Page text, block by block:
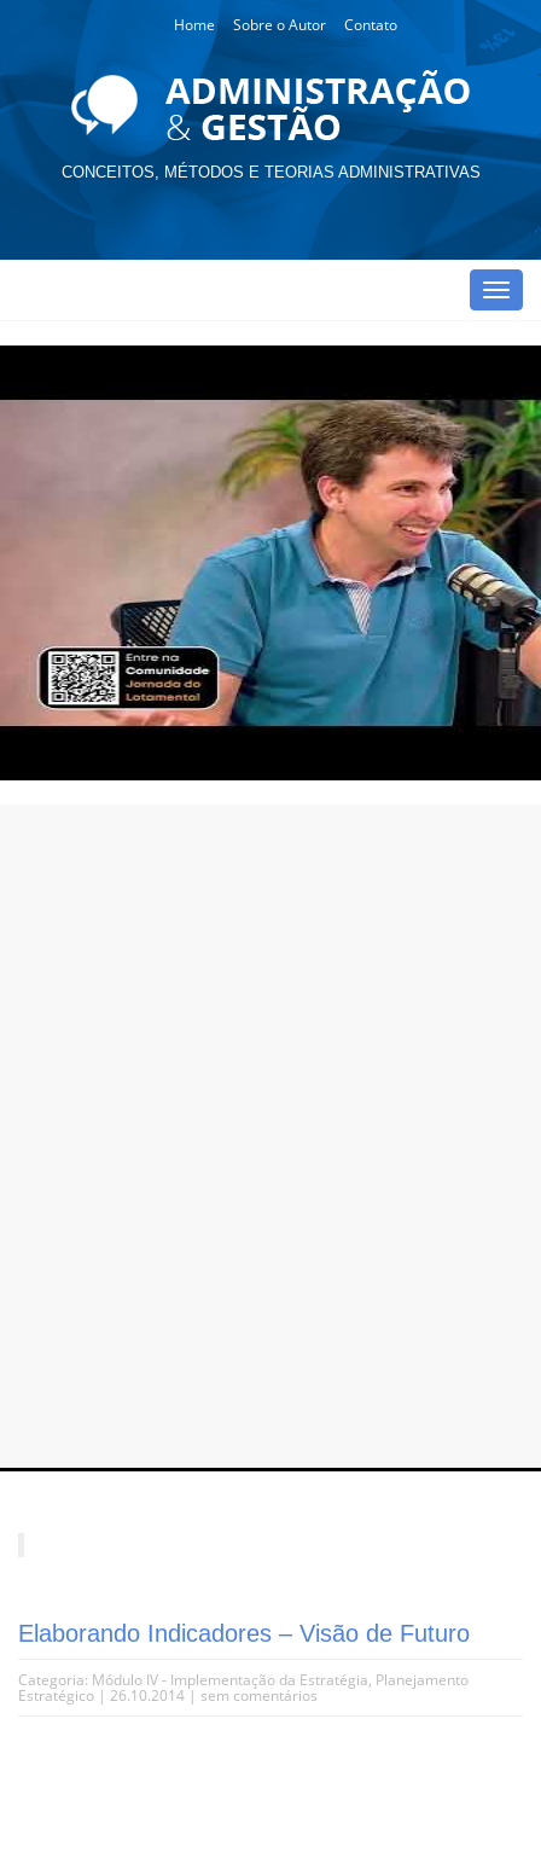
Home Sobre o Autor Contato
CONCEITOS, MÉTODOS E TEORIAS ADMINISTRATIVAS
Elaborando Indicadores – Visão de Futuro
Categoria: Módulo IV - Implementação da Estratégia, Planejamento
Estratégico | 26.10.2014 | sem comentários